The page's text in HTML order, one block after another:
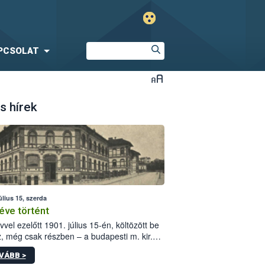
hírek
15, szerda
történt
ezelőtt 1901. július 15-én, költözött be
még csak részben – a budapesti m. kir.
állomás a Kis Rókus utca
alatti, Czigler Győző által tervezett új
>